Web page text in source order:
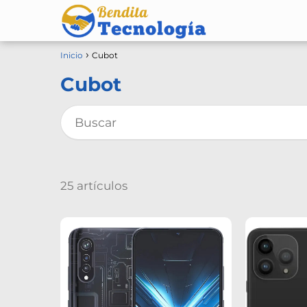
Inicio Cubot
Cubot
25 artículos